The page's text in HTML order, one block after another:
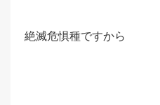
絶滅危惧種ですから